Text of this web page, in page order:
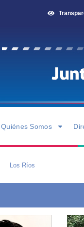
Quiénes Somos
Los Ríos